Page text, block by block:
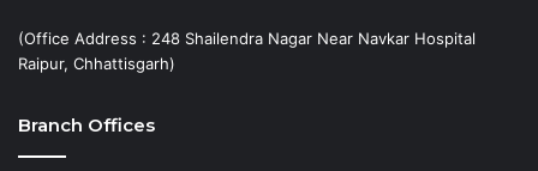
(Office Address : 248 Shailendra Nagar Near Navkar Hospital
Raipur, Chhattisgarh)
Branch Offices